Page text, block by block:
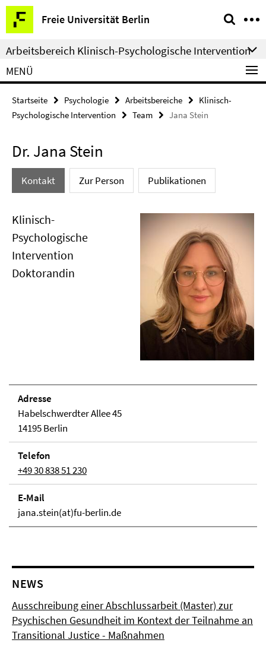
Springe
direkt
zu
Inhalt
Freie Universität Berlin
Service-
Navigation
Arbeitsbereich Klinisch-Psychologische Intervention
MENÜ
Startseite Psychologie Arbeitsbereiche
Klinisch-
Psychologische Intervention
Team Jana Stein
Dr. Jana Stein
Kontakt Zur Person Publikationen
Klinisch-
Psychologische
Intervention
Doktorandin
Adresse
Habelschwerdter Allee 45
14195 Berlin
Telefon
+49 30 838 51 230
E-Mail
jana.stein(at)fu-berlin.de
NEWS
Ausschreibung einer Abschlussarbeit (Master) zur
Psychischen Gesundheit im Kontext der Teilnahme an
Transitional Justice - Maßnahmen